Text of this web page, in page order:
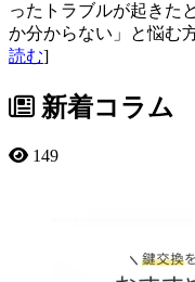
ったトラブルが起きた
か分からない」と悩む
読む]
新着コラム
149